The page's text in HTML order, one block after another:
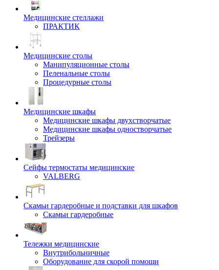
Медицинские стеллажи
ПРАКТИК
Медицинские столы
Манипуляционные столы
Пеленальные столы
Процедурные столы
Медицинские шкафы
Медицинские шкафы двухстворчатые
Медицинские шкафы одностворчатые
Трейзеры
Сейфы термостаты медицинские
VALBERG
Скамьи гардеробные и подставки для шкафов
Скамьи гардеробные
Тележки медицинские
Внутрибольничные
Оборудование для скорой помощи